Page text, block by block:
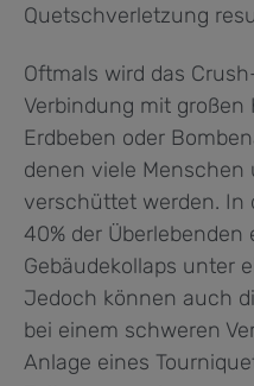
Quetschverletzung
Oftmals wird das
Verbindung mit großen
Erdbeben oder
denen viele Menschen
verschüttet werden. In
40% der
Gebäudekollaps unter
Jedoch können auch
bei einem schweren
Anlage eines